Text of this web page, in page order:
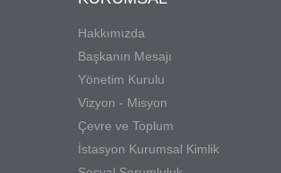
Hakkımızda
Başkanın Mesajı
Yönetim Kurulu
Vizyon - Misyon
Çevre ve Toplum
İstasyon Kurumsal Kimlik